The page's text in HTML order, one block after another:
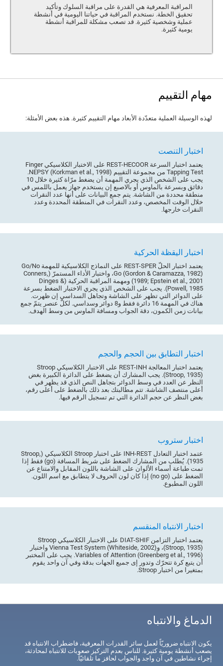
المراقبة المعرفية هي القدرة على مراقبة السلوك وتأكيد
تحقيق الخطة. نستخدم المراقبة في حياتنا اليومية في أنشطة
عملية وشخصية كثيرة. قد تصعب مشكلة للمراقبة أنشطة
يومية كثيرة.
مهام التقييم
لهذه الوسيلة العملية متعدّدة الأبعاد مهام التقييم كثيرة. هذه بعض الأمثلة:
اختبار التنصت
يعتمد اختبار السرعة REST-HECOOR على الاختبار الكلاسيكي Finger
Tapping Test من مجموعة التقييم NEPSY (Korkman et al., 1998).
يجب على الشخص الذي يجري المهمة أن يضغط مرّاة كثيرة خلال 10
دقائق وبسرعة بالماوس أو بالاصبع إن يستخدم جهاز يعمل باللمس في
منطقة محددة من الشاشة. يتم جمع البيانات على أنها عدد النقرات
خلال الوقت المخصص، وعدد النقرات في المنطقة المحددة وعدد
النقرات خارجها.
اختبار اليقظة الحركية
يعتمد اختبار الحلّ REST-SPER على النماذج الكلاسيكية للمهمة Go/No
Go (Gordon & Caramazza, 1982)، واختبار الأداء المستمرّ (Conners,
1989; Epstein et al., 2001) ومهمة المراقبة الحركية (Dinges &
Powell, 1985). يجب على الشخص الذي يجري الاختبار الضغط بسرعة
على الدوائر التي تظهر على الشاشة وتجاهل السداسي إن ظهرت.
هناك في المهمة 16 دائرة فقط و8 دوائر وسداسي. لكلّ عنصر يتمّ جمع
بيانات زمن الكمون، دقة الجواب ومسافة الماوس من وسط الهدف.
اختبار التطابق بين الحجم والحجم
يعتمد اختبار المعالجة REST-INH على الاختبار الكلاسيكي Stroop
(Stroop, 1935). يجب المشارك أن يضغط على الدائرة الكبيرة بغض
النظر عن العدد في وسط الدوائر بتجاهل النص الذي قد يظهر في
أعلى منتصف الشاشة. تتم مطالبتك بعد ذلك بالضغط على أعلى رقم،
بغض النظر عن حجم الدائرة التي تم تسجيل الرقم فيها.
اختبار ستروب
عتمد اختبار التعادل INH-REST على اختبار Stroop الكلاسيكي (Stroop,
1935). يُطلب من المشارك الضغط على شريط المسافة (go) فقط إذا
تمت طباعة أسماء الألوان على الشاشة باللون المقابل والامتناع عن
الضغط على (no go) إذا كان لون الحروف لا يتطابق مع اسم اللون.
اللون المطبوع.
اختبار الانتباه المنقسم
يعتمد اختبار التزامن DIAT-SHIF على الاختبار الكلاسيكي Stroop
(Stroop, 1935)، وVienna Test System (Whiteside, 2002) واختبار
Variables of Attention (Greenberg et al., 1996). يجب على المختبر
أن يتبع كرة تتحرّك وتدور إى جميع الجهات بدقة وفي آن واحد يقوم
بمتغيرا من اختبار Stroop.
الدماغ والانتباه
يكون الانتباه ضروريّاً لعمل سائر القدرات المعرفية، فاضطراب الانتباه قد
يصعب أنشطة يومية كثيرة. للناس بعدم التركيز صعوبات للانتباه لمحادثة،
إجراء نشاطين في آن واجد والجواب لحافز ما تلقائيّاً.